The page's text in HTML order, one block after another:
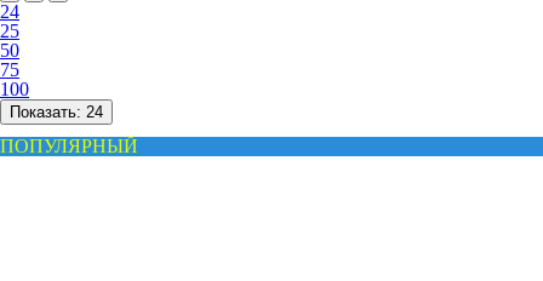
24
25
50
75
100
Показать: 24
ПОПУЛЯРНЫЙ